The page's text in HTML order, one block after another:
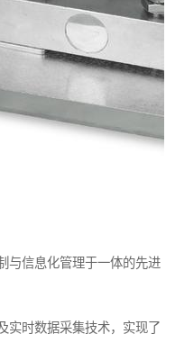
与信息化管理于一体的先进
实时数据采集技术，实现了